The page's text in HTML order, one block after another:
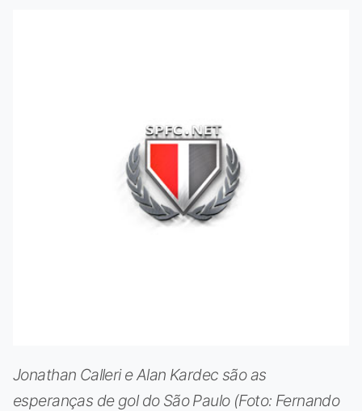
Jonathan Calleri e Alan Kardec são as
esperanças de gol do São Paulo (Foto: Fernando